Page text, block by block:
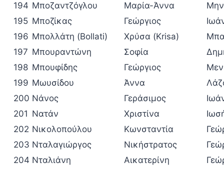
194 Μποζαντζόγλου Μαρία-Άννα
195 Μποζίκας Γεώργιος
196 Μπολλάτη (Bollati) Χρύσα (Krisa)
197 Μπουραντώνη Σοφία
198 Μπουφίδης Γεώργιος
199 Μωυσίδου Άννα
200 Νάνος Γεράσιμος
201 Νατάν Χριστίνα
202 Νικολοπούλου Κωνσταντία
203 Νταλαγιώργος Νικήστρατος
204 Νταλιάνη Αικατερίνη